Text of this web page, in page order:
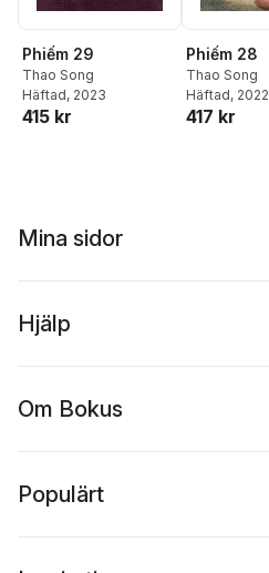
Phiếm 29
Thao Song
Häftad, 2023
415 kr
Phiếm 28
Thao Song
Häftad, 2022
417 kr
Mina sidor
Hjälp
Om Bokus
Populärt